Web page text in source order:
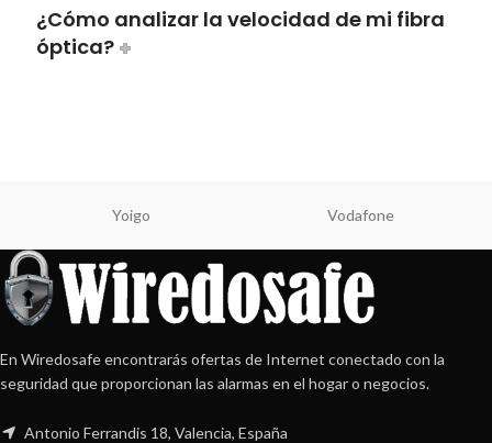
¿Cómo analizar la velocidad de mi fibra
óptica?
Yoigo Vodafone
En Wiredosafe encontrarás ofertas de Internet conectado con la
seguridad que proporcionan las alarmas en el hogar o negocios.
Antonio Ferrandis 18, Valencia, España